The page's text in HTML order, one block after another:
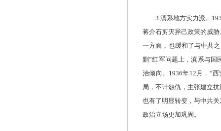
3.滇系地方实力派。
蒋介石剪灭异己政策的威
一方面，也缓和了与中共
剿”红军问题上，滇系与国
治倾向。1936年12月，“
局，不计怨仇，主张建立
也有了明显转变，与中共
政治立场更加巩固。